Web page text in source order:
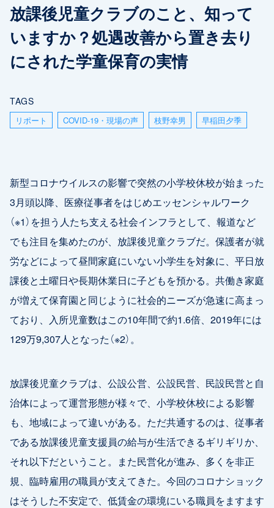
放課後児童クラブのこと、知って
いますか？処遇改善から置き去り
にされた学童保育の実情
TAGS
リポート COVID-19・現場の声 枝野幸男 早稲田夕季
新型コロナウイルスの影響で突然の小学校休校が始まった
3月頭以降、医療従事者をはじめエッセンシャルワーク
（※1）を担う人たち支える社会インフラとして、報道など
でも注目を集めたのが、放課後児童クラブだ。保護者が就
労などによって昼間家庭にいない小学生を対象に、平日放
課後と土曜日や長期休業日に子どもを預かる。共働き家庭
が増えて保育園と同じように社会的ニーズが急速に高まっ
ており、入所児童数はこの10年間で約1.6倍、2019年には
129万9,307人となった（※2）。
放課後児童クラブは、公設公営、公設民営、民設民営と自
治体によって運営形態が様々で、小学校休校による影響
も、地域によって違いがある。ただ共通するのは、従事者
である放課後児童支援員の給与が生活できるギリギリか、
それ以下だということ。また民営化が進み、多くを非正
規、臨時雇用の職員が支えてきた。今回のコロナショック
はそうした不安定で、低賃金の環境にいる職員をますます